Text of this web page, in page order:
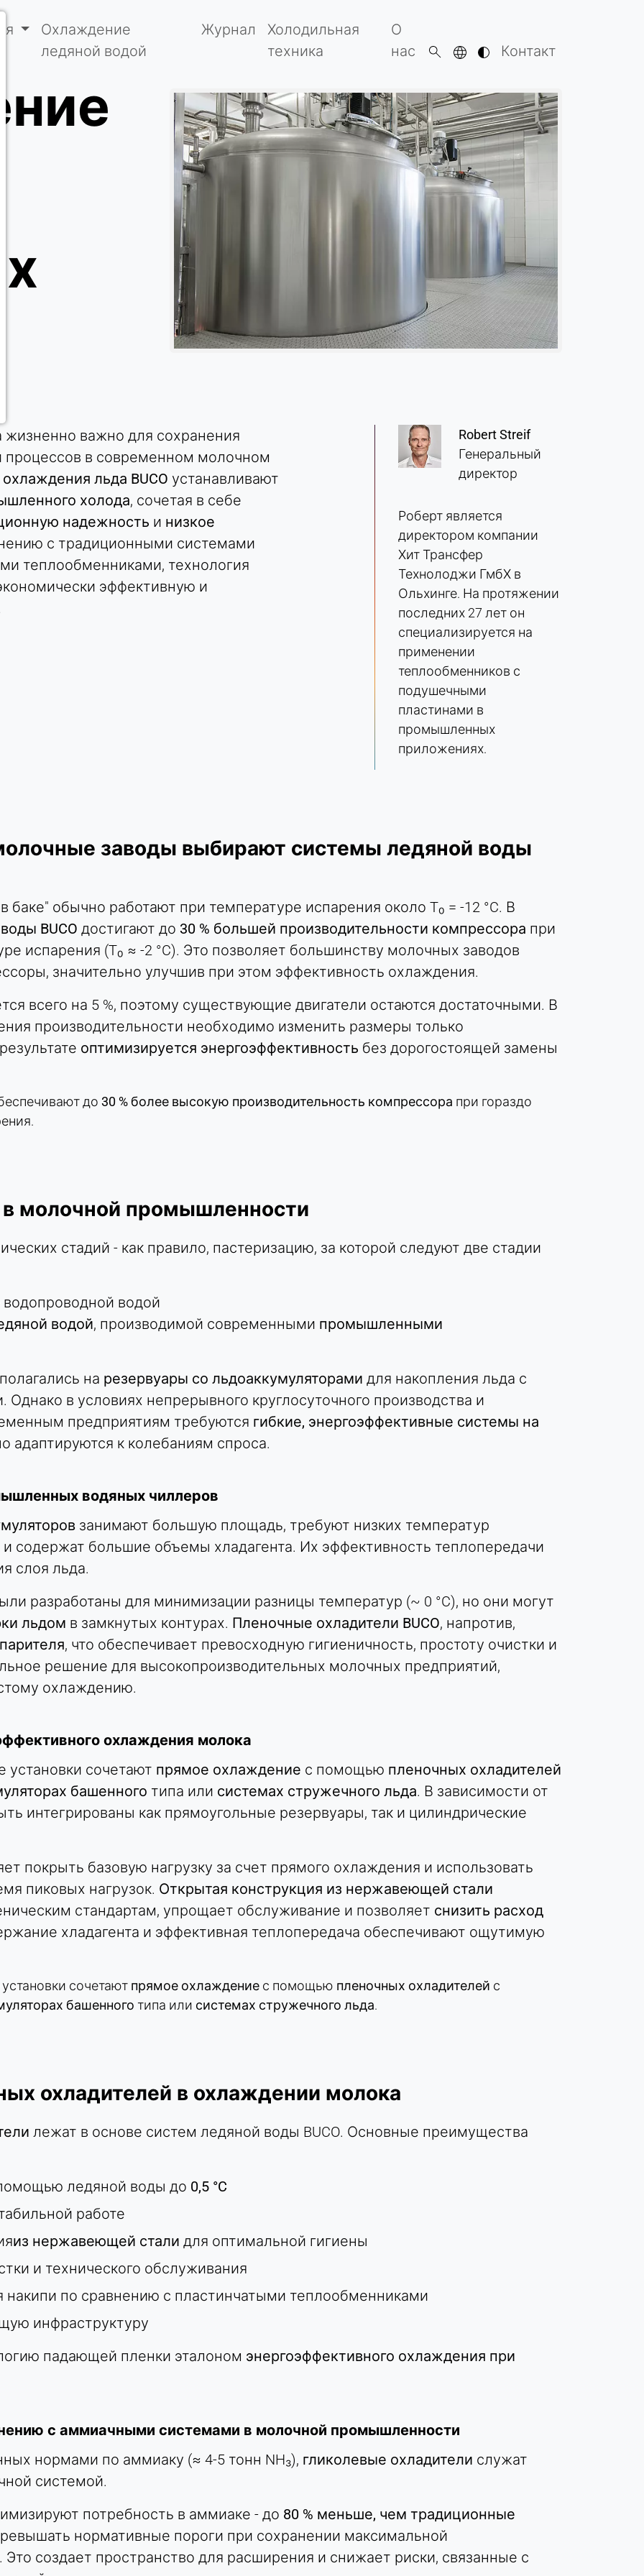
Охлаждение
ледяной водой
Журнал
Холодильная
техника
О
нас
Контакт
важно для сохранения
процессов в современном молочном
льда BUCO устанавливают
холода, сочетая в себе
надежность и низкое
с традиционными системами
теплообменниками, технология
эффективную и
Robert Streif
Генеральный
директор
Роберт является
директором компании
Хит Трансфер
Технолоджи ГмбХ в
Ольхинге. На протяжении
последних 27 лет он
специализируется на
применении
теплообменников с
подушечными
пластинами в
промышленных
приложениях.
заводы выбирают системы ледяной воды
обычно работают при температуре испарения около T₀ = -12 °C. В
BUCO достигают до 30 % большей производительности компрессора при
испарения (T₀ ≈ -2 °C). Это позволяет большинству молочных заводов
значительно улучшив при этом эффективность охлаждения.
всего на 5 %, поэтому существующие двигатели остаются достаточными. В
производительности необходимо изменить размеры только
оптимизируется энергоэффективность без дорогостоящей замены
до 30 % более высокую производительность компрессора при гораздо
молочной промышленности
стадий - как правило, пастеризацию, за которой следуют две стадии
водопроводной водой
водой, производимой современными промышленными
на резервуары со льдоаккумуляторами для накопления льда с
в условиях непрерывного круглосуточного производства и
предприятиям требуются гибкие, энергоэффективные системы на
адаптируются к колебаниям спроса.
водяных чиллеров
занимают большую площадь, требуют низких температур
и содержат большие объемы хладагента. Их эффективность теплопередачи
слоя льда.
разработаны для минимизации разницы температур (~ 0 °C), но они могут
льдом в замкнутых контурах. Пленочные охладители BUCO, напротив,
, что обеспечивает превосходную гигиеничность, простоту очистки и
решение для высокопроизводительных молочных предприятий,
охлаждению.
охлаждения молока
сочетают прямое охлаждение с помощью пленочных охладителей
башенного типа или системах стружечного льда. В зависимости от
интегрированы как прямоугольные резервуары, так и цилиндрические
покрыть базовую нагрузку за счет прямого охлаждения и использовать
пиковых нагрузок. Открытая конструкция из нержавеющей стали
стандартам, упрощает обслуживание и позволяет снизить расход
хладагента и эффективная теплопередача обеспечивают ощутимую
сочетают прямое охлаждение с помощью пленочных охладителей с
башенного типа или системах стружечного льда.
охладителей в охлаждении молока
лежат в основе систем ледяной воды BUCO. Основные преимущества
ледяной воды до 0,5 °C
работе
из нержавеющей стали для оптимальной гигиены
и технического обслуживания
по сравнению с пластинчатыми теплообменниками
инфраструктуру
падающей пленки эталоном энергоэффективного охлаждения при
с аммиачными системами в молочной промышленности
нормами по аммиаку (≈ 4-5 тонн NH₃), гликолевые охладители служат
системой.
потребность в аммиаке - до 80 % меньше, чем традиционные
нормативные пороги при сохранении максимальной
создает пространство для расширения и снижает риски, связанные с